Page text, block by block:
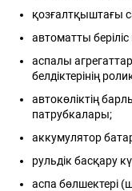
қозғалтқыштағы
автоматты
аспалы
белдіктерінің
автокөліктің
патрубкалары;
аккумулятор
рульдік басқару
аспа бөлшектері